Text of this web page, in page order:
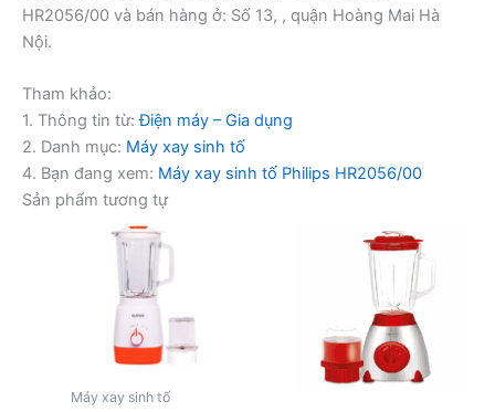
HR2056/00 và bán hàng ở: Số 13, , quận Hoàng Mai Hà
Nội.
Tham khảo:
1. Thông tin từ:Điện máy – Gia dụng
2. Danh mục: Máy xay sinh tố
4. Bạn đang xem: Máy xay sinh tố Philips HR2056/00
Sản phẩm tương tự
Máy xay sinh tố